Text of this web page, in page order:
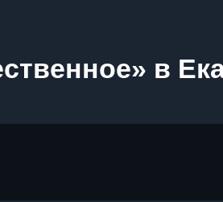
в